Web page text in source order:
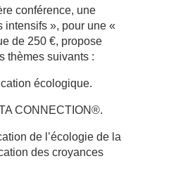
conférence, une
intensifs », pour une «
de 250 €, propose
thèmes suivants :
écologique.
CONNECTION®.
de l’écologie de la
des croyances